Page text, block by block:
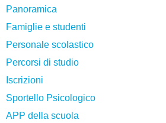
Panoramica
Famiglie e studenti
Personale scolastico
Percorsi di studio
Iscrizioni
Sportello Psicologico
APP della scuola